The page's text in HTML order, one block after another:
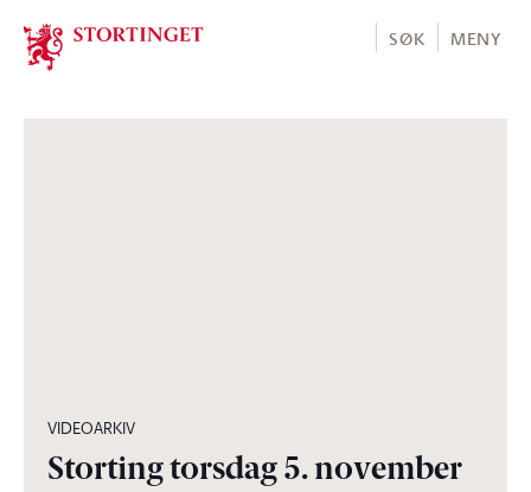
Stortinget.no
SØK MENY
VIDEOARKIV
Storting torsdag 5. november